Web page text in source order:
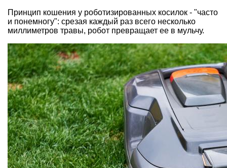
Принцип кошения у роботизированных косилок - "часто
и понемногу": срезая каждый раз всего несколько
миллиметров травы, робот превращает ее в мульчу.